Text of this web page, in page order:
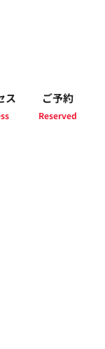
ス ご予約